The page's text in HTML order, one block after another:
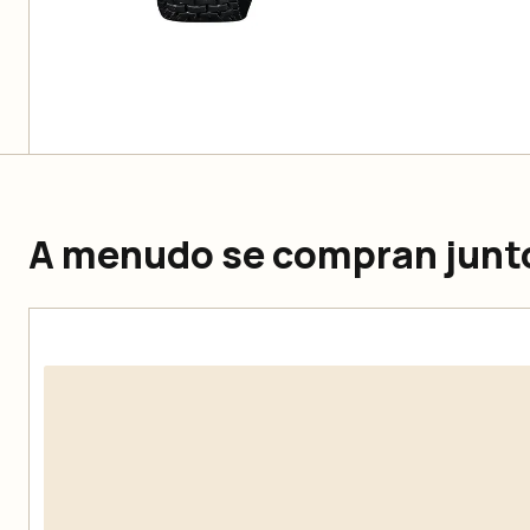
A menudo se compran